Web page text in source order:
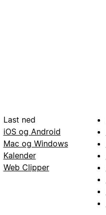
Last ned
iOS og Android
Mac og Windows
Kalender
Web Clipper